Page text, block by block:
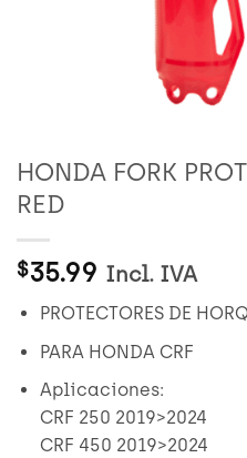
HONDA FORK
RED
$35.99 Incl. IVA
PROTECTORES DE
PARA HONDA CRF
Aplicaciones:
CRF 250 2019>2024
CRF 450 2019>2024